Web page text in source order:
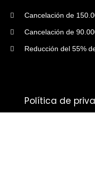
Cancelación de
Cancelación de
Reducción del 55%
Política de